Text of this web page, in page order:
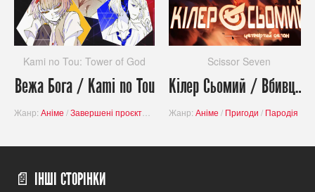
Kami no Tou: Tower of God
Вежа Бога / Kami no Tou
Жанр: Аніме /Завершені проєкти Містика/Пригоди /Фантастика/Школа
Scissor Seven
Кілер Сьомий / Вбивця з ножицями / Scissor Seven (Сезон 4)
Жанр: Аніме / Пригоди / Пародія
📄 ІНШІ СТОРІНКИ